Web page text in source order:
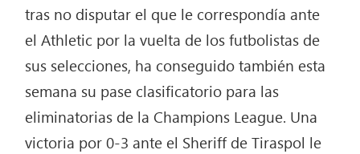
tras no disputar el que le correspondía ante
el Athletic por la vuelta de los futbolistas de
sus selecciones, ha conseguido también esta
semana su pase clasificatorio para las
eliminatorias de la Champions League. Una
victoria por 0-3 ante el Sheriff de Tiraspol le